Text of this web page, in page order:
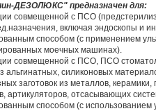
ДЕЗОЛЮКС" предназначен для:
совмещенной с ПСО
включая эндоскопы и
способом (с применением
моечных машинах).
совмещенной с ПСО, ПСО
альгинатных, силиконовых
заготовок из металлов, керамики,
артикуляторов, отсасывающих
способом (с использованием